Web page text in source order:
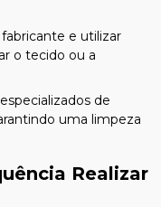
e utilizar
o tecido ou a
de
uma limpeza
Realizar